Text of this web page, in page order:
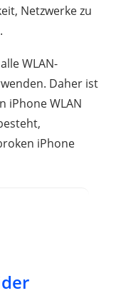
Netzwerke zu
WLAN-
Daher ist
iPhone WLAN
iPhone